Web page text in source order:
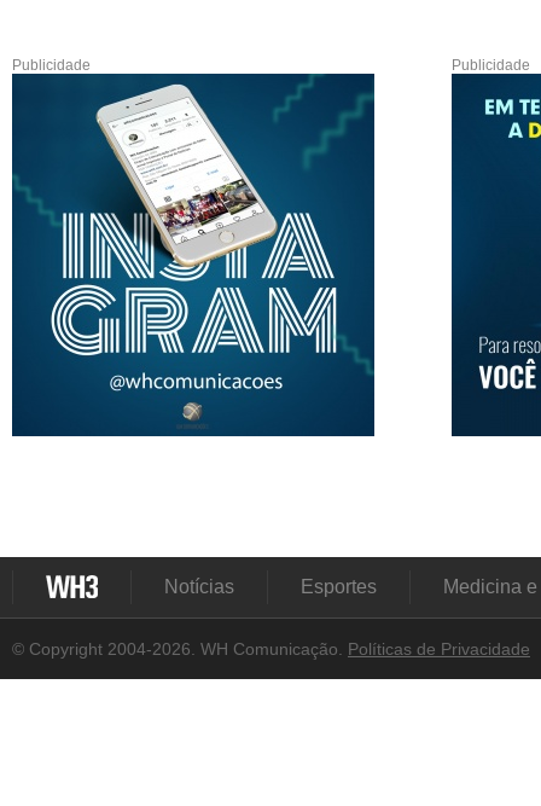
Publicidade Publicidade
Notícias Esportes Medicina
© Copyright 2004-2026. WH Comunicação. Políticas de Privacidade